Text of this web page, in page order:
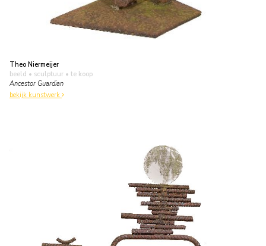
Theo Niermeijer
beeld • sculptuur • te koop
Ancestor Guardian
bekijk kunstwerk